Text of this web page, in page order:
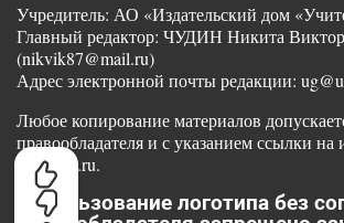
Учредитель: АО «Издательский дом
Главный редактор: ЧУДИН Никита
(nikvik87@mail.ru)
Адрес электронной почты редакции:
Любое копирование материалов
правообладателя и с указанием ссылки на
www.ug.ru.
Использование логотипа без